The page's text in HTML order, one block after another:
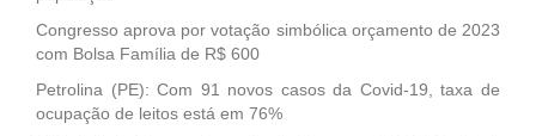
Congresso aprova por votação simbólica orçamento de 2023
com Bolsa Família de R$ 600
Petrolina (PE): Com 91 novos casos da Covid-19, taxa de
ocupação de leitos está em 76%